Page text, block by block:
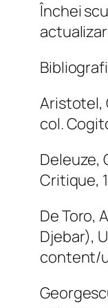
Închei
Aristotel,
col.
Deleuze,
Critique,
De Toro,
Djebar),
content/